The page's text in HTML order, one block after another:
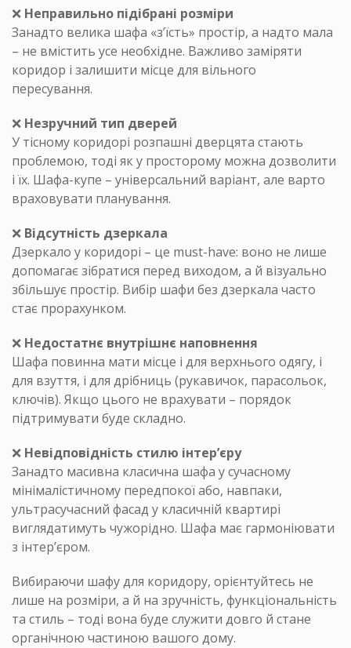
❌ Неправильно підібрані розміри
Занадто велика шафа «з’їсть» простір, а надто мала
– не вмістить усе необхідне. Важливо заміряти
коридор і залишити місце для вільного
пересування.
❌ Незручний тип дверей
У тісному коридорі розпашні дверцята стають
проблемою, тоді як у просторому можна дозволити
і їх. Шафа-купе – універсальний варіант, але варто
враховувати планування.
❌ Відсутність дзеркала
Дзеркало у коридорі – це must-have: воно не лише
допомагає зібратися перед виходом, а й візуально
збільшує простір. Вибір шафи без дзеркала часто
стає прорахунком.
❌ Недостатнє внутрішнє наповнення
Шафа повинна мати місце і для верхнього одягу, і
для взуття, і для дрібниць (рукавичок, парасольок,
ключів). Якщо цього не врахувати – порядок
підтримувати буде складно.
❌ Невідповідність стилю інтер’єру
Занадто масивна класична шафа у сучасному
мінімалістичному передпокої або, навпаки,
ультрасучасний фасад у класичній квартирі
виглядатимуть чужорідно. Шафа має гармоніювати
з інтер’єром.
Вибираючи шафу для коридору, орієнтуйтесь не
лише на розміри, а й на зручність, функціональність
та стиль – тоді вона буде служити довго й стане
органічною частиною вашого дому.